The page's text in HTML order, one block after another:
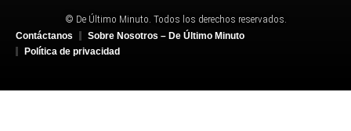
© De Último Minuto. Todos los derechos reservados.
Contáctanos
Sobre Nosotros – De Último Minuto
Política de privacidad